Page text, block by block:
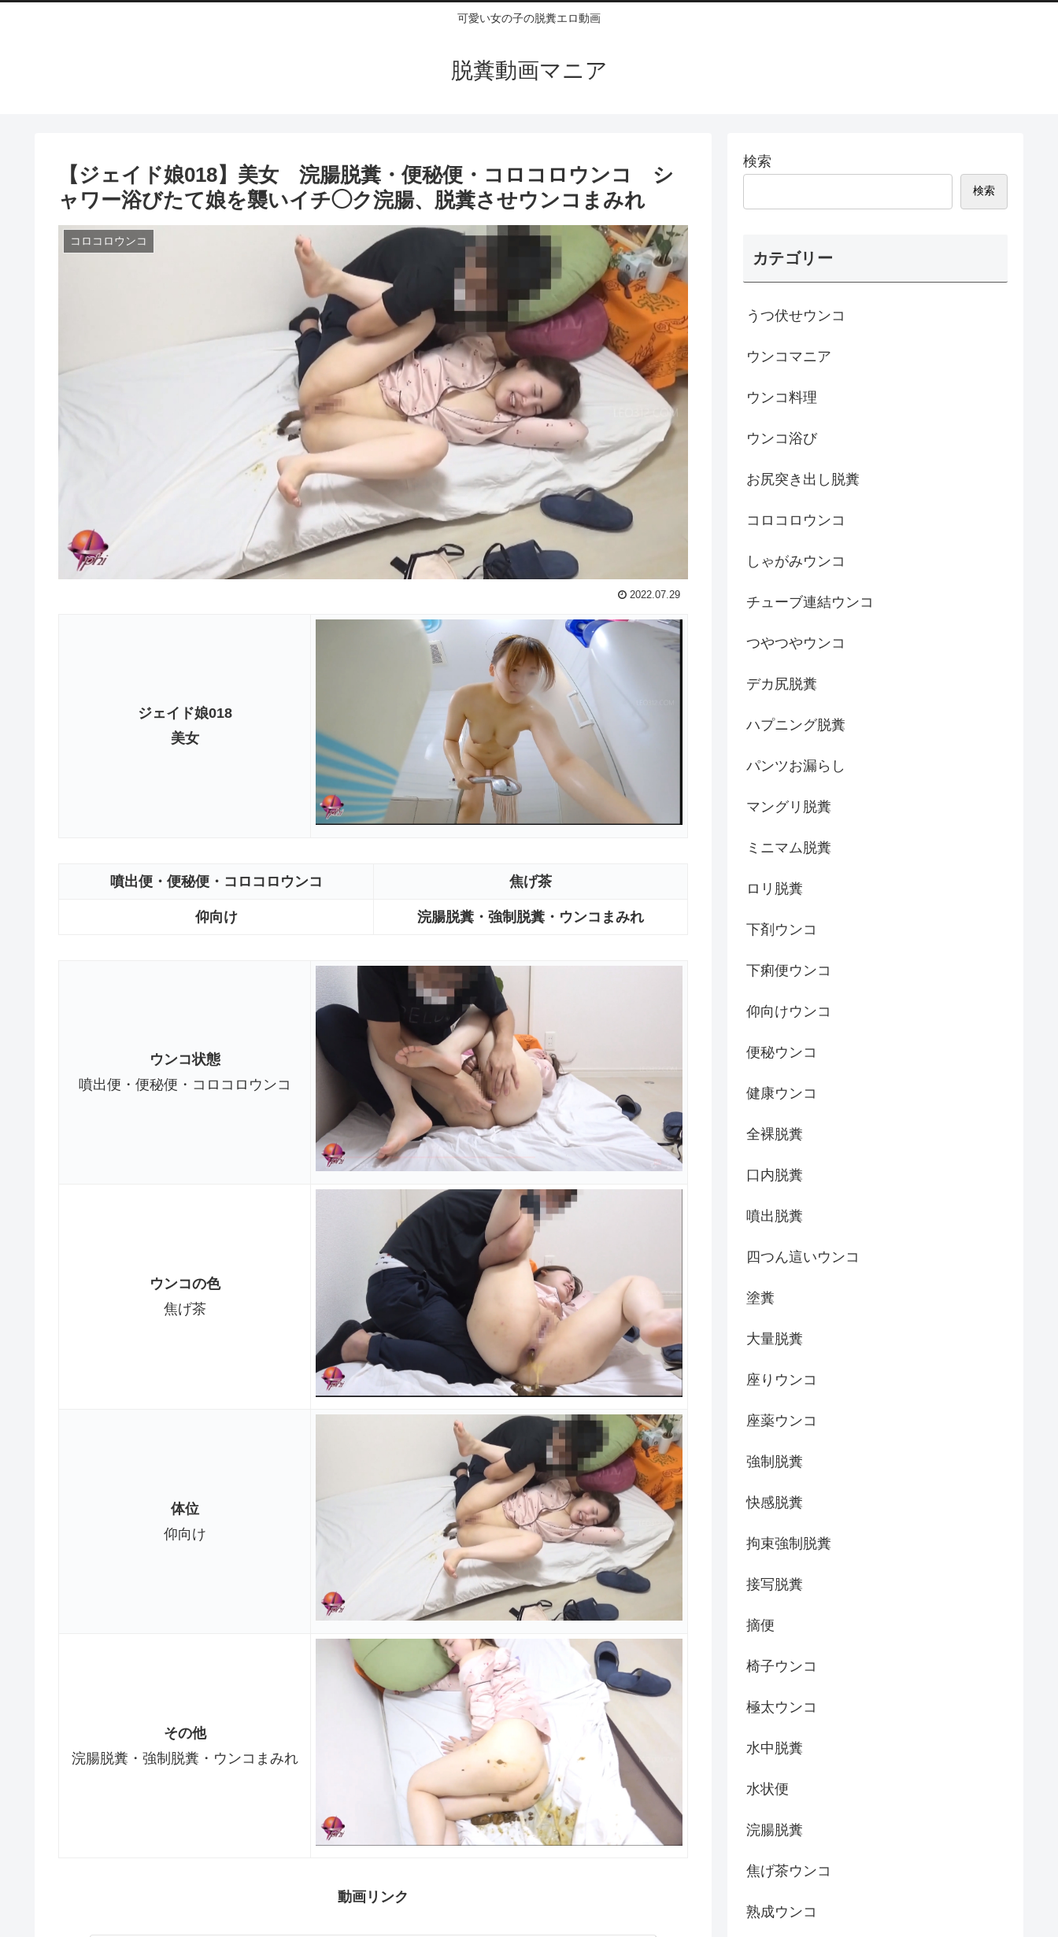
可愛い女の子の脱糞エロ動画
脱糞動画マニア
【ジェイド娘018】美女 浣腸脱糞・便秘便・コロコロウンコ シ
ャワー浴びたて娘を襲いイチ◯ク浣腸、脱糞させウンコまみれ
コロコロウンコ
2022.07.29
ジェイド娘018
美女
噴出便・便秘便・コロコロウンコ 焦げ茶
仰向け 浣腸脱糞・強制脱糞・ウンコまみれ
ウンコ状態
噴出便・便秘便・コロコロウンコ
ウンコの色
焦げ茶
体位
仰向け
その他
浣腸脱糞・強制脱糞・ウンコまみれ
動画リンク
検索
検索
カテゴリー
うつ伏せウンコ
ウンコマニア
ウンコ料理
ウンコ浴び
お尻突き出し脱糞
コロコロウンコ
しゃがみウンコ
チューブ連結ウンコ
つやつやウンコ
デカ尻脱糞
ハプニング脱糞
パンツお漏らし
マングリ脱糞
ミニマム脱糞
ロリ脱糞
下剤ウンコ
下痢便ウンコ
仰向けウンコ
便秘ウンコ
健康ウンコ
全裸脱糞
口内脱糞
噴出脱糞
四つん這いウンコ
塗糞
大量脱糞
座りウンコ
座薬ウンコ
強制脱糞
快感脱糞
拘束強制脱糞
接写脱糞
摘便
椅子ウンコ
極太ウンコ
水中脱糞
水状便
浣腸脱糞
焦げ茶ウンコ
熟成ウンコ